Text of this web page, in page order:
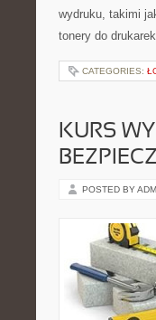
wydruku, takimi
tonery do
CATEGORIES:
KURS
POSTED BY